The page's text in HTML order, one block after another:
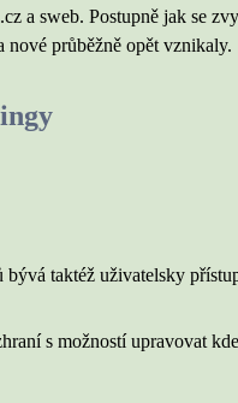
a sweb. Postupně jak se
průběžně opět vznikaly.
bývá taktéž uživatelsky
s možností upravovat